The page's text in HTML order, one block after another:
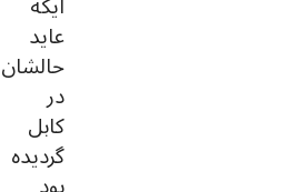
عاید
حالشان
در
کابل
گردیده